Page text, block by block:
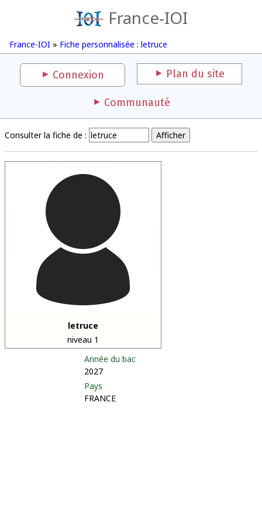
France-IOI
France-IOI » Fiche personnalisée : letruce
Connexion Plan du site
Communauté
Consulter la fiche de :
letruce
niveau 1
Année du bac
2027
Pays
FRANCE